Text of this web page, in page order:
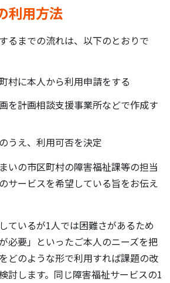
利用方法
るまでの流れは、以下のとおりで
村に本人から利用申請をする
を計画相談支援事業所などで作成す
うえ、利用可否を決定
いの市区町村の障害福祉課等の担当
サービスを希望している旨をお伝え
ているが1人では困難さがあるため
必要」といったご本人のニーズを把
どのような形で利用すれば課題の改
討します。同じ障害福祉サービスの1